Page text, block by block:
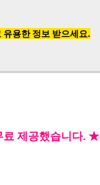
용한 정보 받으세요.
제공했습니다. ★